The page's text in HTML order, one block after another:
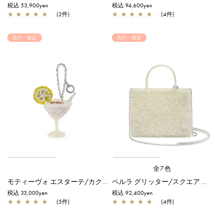
税込 53,900yen
★ ★ ★ ★ ★ (2件)
税込 94,600yen
★ ★ ★ ★ ★ (4件)
先行・限定
モティーヴォ エスターテ/カクテル/オーロラトラスパレンテ【一部店舗先行販売商品】
税込 33,000yen
★ ★ ★ ★ ★ (5件)
先行・限定
全7色
ペルラ グリッター/スクエア ミディアム/オーロラトラスパレンテ【オンラインストア先行販売カラー】
税込 92,400yen
★ ★ ★ ★ ★ (4件)